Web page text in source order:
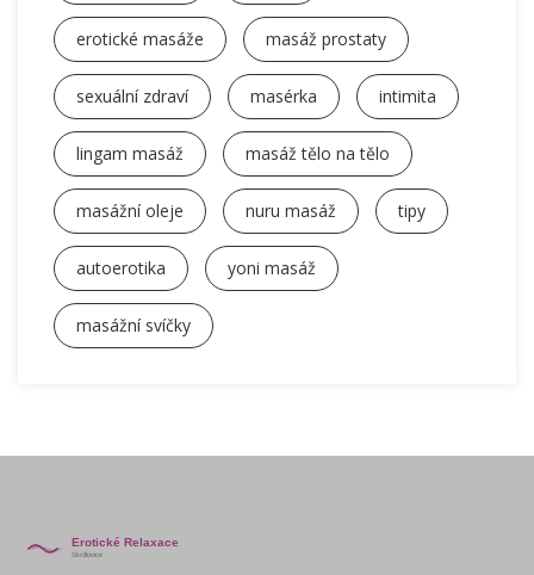
erotické masáže masáž prostaty
sexuální zdraví masérka intimita
lingam masáž masáž tělo na tělo
masážní oleje nuru masáž tipy
autoerotika yoni masáž
masážní svíčky